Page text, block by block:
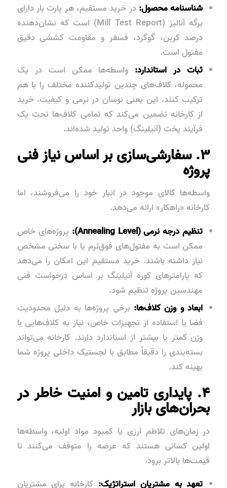
شناسنامه محصول: در خرید مستقیم، هر پارت بار دارای
برگه آنالیز (Mill Test Report) است که نشان‌دهنده
درصد کربن، گوگرد، فسفر و مقاومت کششی دقیق
مفتول است.
ثبات در استاندارد: واسطه‌ها ممکن است در یک
محموله، کلاف‌های چندین تولیدکننده مختلف را با هم
ترکیب کنند. این یعنی نوسان در نرمی و کیفیت. خرید
از کارخانه تضمین می‌کند که تمامی کلاف‌ها تحت یک
فرآیند پخت (آنیلینگ) واحد تولید شده‌اند.
۳. سفارشی‌سازی بر اساس نیاز فنی
پروژه
واسطه‌ها کالای موجود در انبار خود را می‌فروشند، اما
کارخانه «راهکار» ارائه می‌دهد.
تنظیم درجه نرمی (Annealing Level):
پروژه‌های خاص
ممکن است به مفتول‌های فوق‌نرم یا با سختی مشخص
نیاز داشته باشند. خرید مستقیم این امکان را می‌دهد
که پارامترهای کوره آنیلینگ بر اساس درخواست فنی
مهندسین پروژه تنظیم شود.
ابعاد و وزن کلاف‌ها: برخی پروژه‌ها به دلیل محدودیت
فضا یا استفاده از تجهیزات خاص، نیاز به کلاف‌هایی با
وزن کمتر یا بیشتر از استاندارد دارند. کارخانه می‌تواند
بسته‌بندی را دقیقاً مطابق با لجستیک داخلی پروژه شما
بهینه کند.
۴. پایداری تامین و امنیت خاطر در
بحران‌های بازار
در زمان‌های تلاطم ارزی یا کمبود مواد اولیه، واسطه‌ها
اولین کسانی هستند که عرضه را متوقف می‌کنند تا
قیمت‌ها بالاتر برود.
تعهد به مشتریان استراتژیک: کارخانه برای مشتریان